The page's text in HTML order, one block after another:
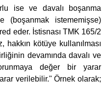
ise ve davalı boşanma
(boşanmak istememişse)
eder. İstisnası TMK 165/2
kötüye kullanılması
devamında davalı ve
değer bir yarar
verilebilir." Örnek olarak;